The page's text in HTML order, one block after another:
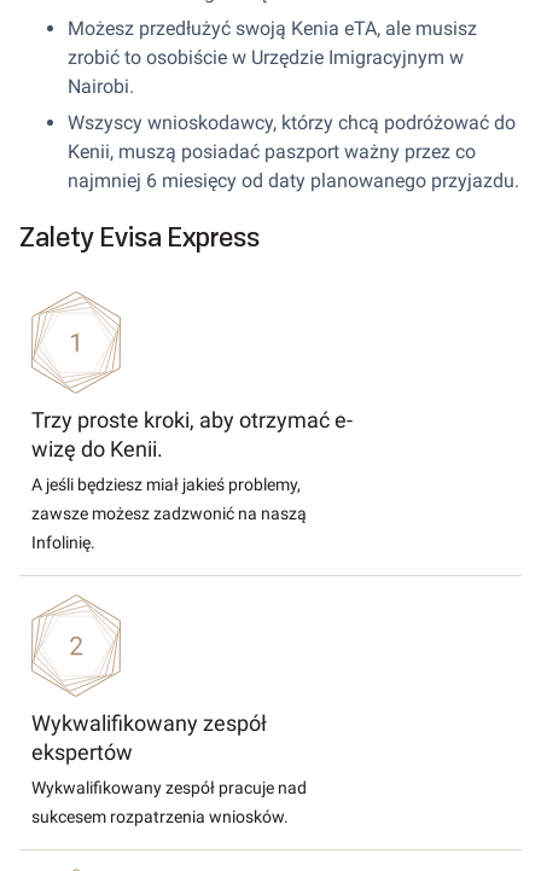
Możesz przedłużyć swoją Kenia eTA, ale musisz
zrobić to osobiście w Urzędzie Imigracyjnym w
Nairobi.
Wszyscy wnioskodawcy, którzy chcą podróżować do
Kenii, muszą posiadać paszport ważny przez co
najmniej 6 miesięcy od daty planowanego przyjazdu.
Zalety Evisa Express
Trzy proste kroki, aby otrzymać e-
wizę do Kenii.
A jeśli będziesz miał jakieś problemy,
zawsze możesz zadzwonić na naszą
Infolinię.
Wykwalifikowany zespół
ekspertów
Wykwalifikowany zespół pracuje nad
sukcesem rozpatrzenia wniosków.